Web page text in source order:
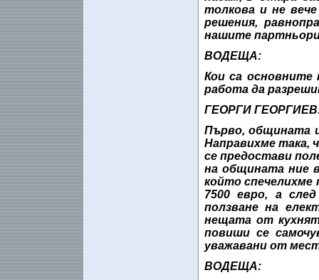
толкова и не
решения,
нашите
ВОДЕЩА:
Кои са основните
работа да
ГЕОРГИ
Първо, общината
Направихме така,
се предостави
на общината ние
който спечелихме
7500 евро, а
ползване на
нещата от
повиши се
уважавани от
ВОДЕЩА: